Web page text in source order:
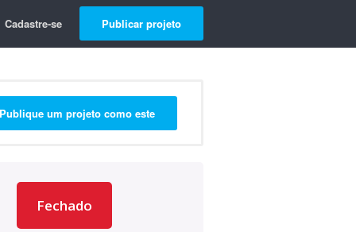
Cadastre-se Publicar projeto
Publique um projeto como este
Fechado